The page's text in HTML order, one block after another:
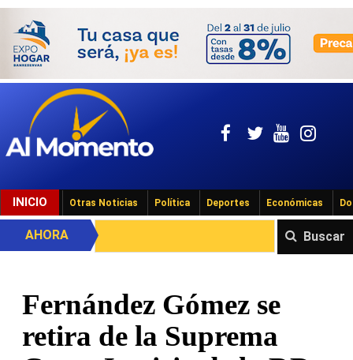
INICIO Otras Noticias Política Deportes Económicas
Buscar
AHORA
Fernández Gómez se
retira de la Suprema